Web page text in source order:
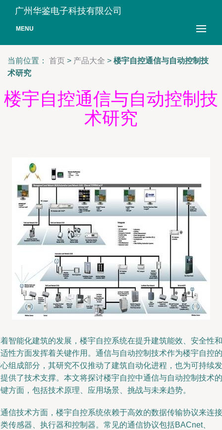
广州华鉴电子科技有限公司
MENU
当前位置： 首页 > 产品大全 > 楼宇自控通信与自动控制技
术研究
楼宇自控通信与自动控制技
术研究
智能化建筑的发展，楼宇自控系统在提升建筑能效、安全性和
性方面发挥着关键作用。通信与自动控制技术作为楼宇自控的
组成部分，其研究不仅推动了建筑自动化进程，也为可持续发
供了技术支撑。本文将探讨楼宇自控中通信与自动控制技术的
方面，包括技术原理、应用场景、挑战与未来趋势。
信技术方面，楼宇自控系统依赖于高效的数据传输协议来连接
传感器、执行器和控制器。常见的通信协议包括BACnet、